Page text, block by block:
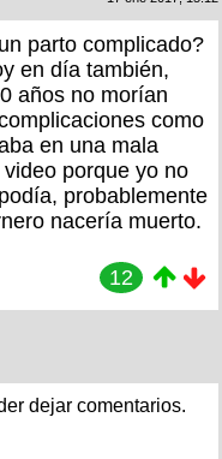
parto complicado?
en día también,
años no morían
como
en una mala
porque yo no
probablemente
nacería muerto.
12
dejar comentarios.